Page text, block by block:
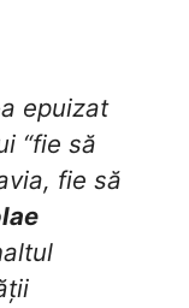
epuizat
“fie să
fie să